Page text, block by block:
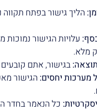
הליך גישור בפתח
עלויות הגישור
מלא.
בגישור, אתם
מערכות יחסים: הגישור
כל הנאמר בחדר